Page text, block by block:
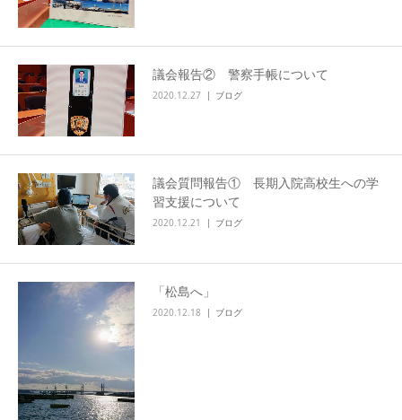
議会報告② 警察手帳について
2020.12.27 ブログ
議会質問報告① 長期入院高校生への学
習支援について
2020.12.21 ブログ
「松島へ」
2020.12.18 ブログ